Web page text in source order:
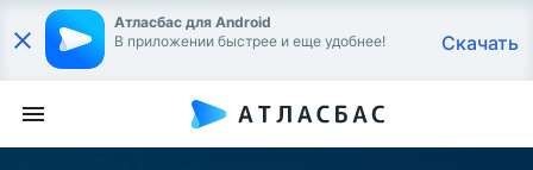
Атласбас для Android
В приложении быстрее и еще удобнее!
Скачать